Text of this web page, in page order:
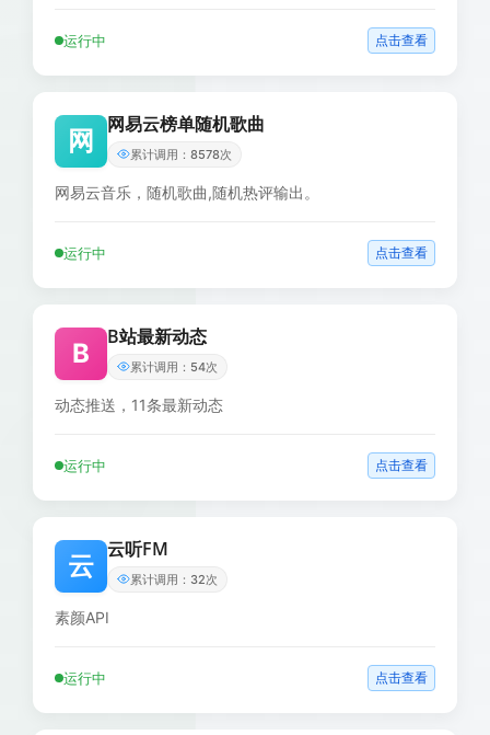
运行中 点击查看
网
网易云榜单随机歌曲
累计调用：8578次
网易云音乐，随机歌曲,随机热评输出。
运行中 点击查看
B
B站最新动态
累计调用：54次
动态推送，11条最新动态
运行中 点击查看
云
云听FM
累计调用：32次
素颜API
运行中 点击查看